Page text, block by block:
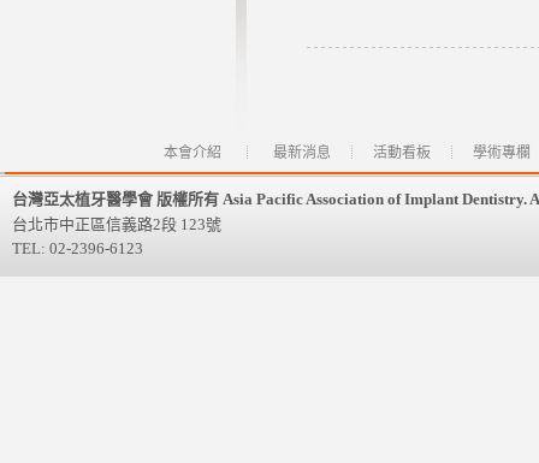
本會介紹 最新消息 活動看板 學術專欄
台灣亞太植牙醫學會 版權所有 Asia Pacific Association of Implant Dentistry.
台北市中正區信義路2段 123號
TEL: 02-2396-6123